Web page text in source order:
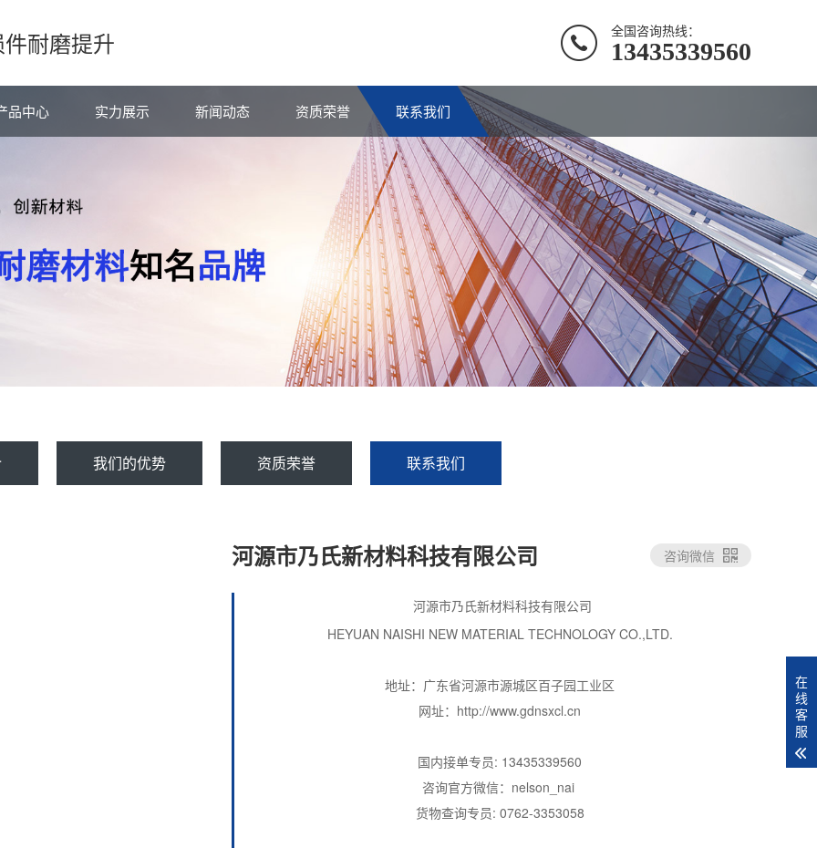
耐磨提升 全国咨询热线：
13435339560
品中心 实力展示 新闻动态 资质荣誉 联系我们
我们的优势 资质荣誉 联系我们
咨询微信
河源市乃氏新材料科技有限公司
河源市乃氏新材料科技有限公司
HEYUAN NAISHI NEW MATERIAL TECHNOLOGY CO.,LTD.
地址：广东省河源市源城区百子园工业区
网址：http://www.gdnsxcl.cn
国内接单专员: 13435339560
咨询官方微信：nelson_nai
货物查询专员: 0762-3353058
在
线
客
服